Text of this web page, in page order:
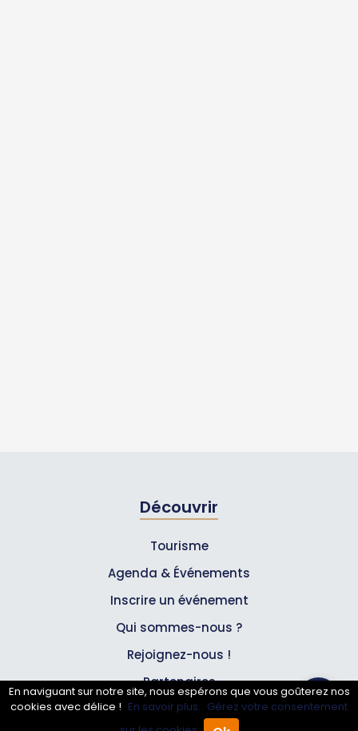
Découvrir
Tourisme
Agenda & Événements
Inscrire un événement
Qui sommes-nous ?
Rejoignez-nous !
Partenaires
En naviguant sur notre site, nous espérons que vous goûterez nos
cookies avec délice ! En savoir plus. Gérez votre consentement